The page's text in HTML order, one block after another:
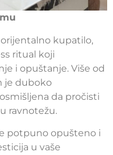
kupatilo,
ritual koji
i opuštanje. Više od
je duboko
da pročisti
ravnotežu.
potpuno opušteno i
u vaše